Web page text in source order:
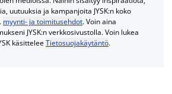
uutuuksia ja kampanjoita JYSK:n koko
myynti- ja toimitusehdot. Voin aina
JYSK:n verkkosivustolla. Voin lukea
käsitteleeTietosuojakäytäntö.